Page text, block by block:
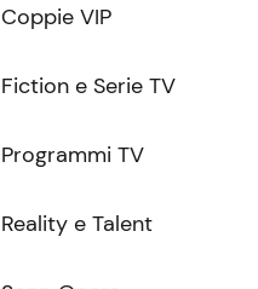
Coppie VIP
Fiction e Serie TV
Programmi TV
Reality e Talent